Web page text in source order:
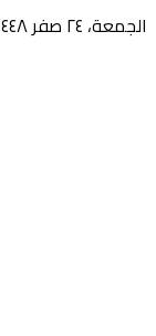
الجمعة، ٢٤ صفر ١٤٤٨ هـ